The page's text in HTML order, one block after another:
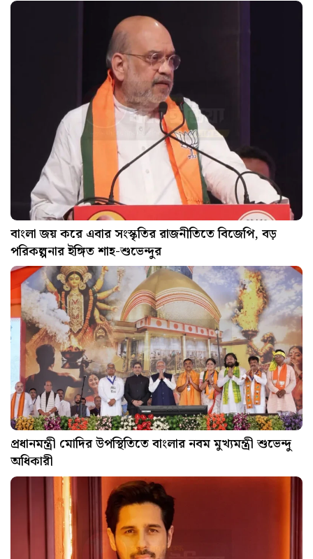
বাংলা জয় করে এবার সংস্কৃতির রাজনীতিতে বিজেপি, বড়
পরিকল্পনার ইঙ্গিত শাহ-শুভেন্দুর
প্রধানমন্ত্রী মোদির উপস্থিতিতে বাংলার নবম মুখ্যমন্ত্রী শুভেন্দু
অধিকারী